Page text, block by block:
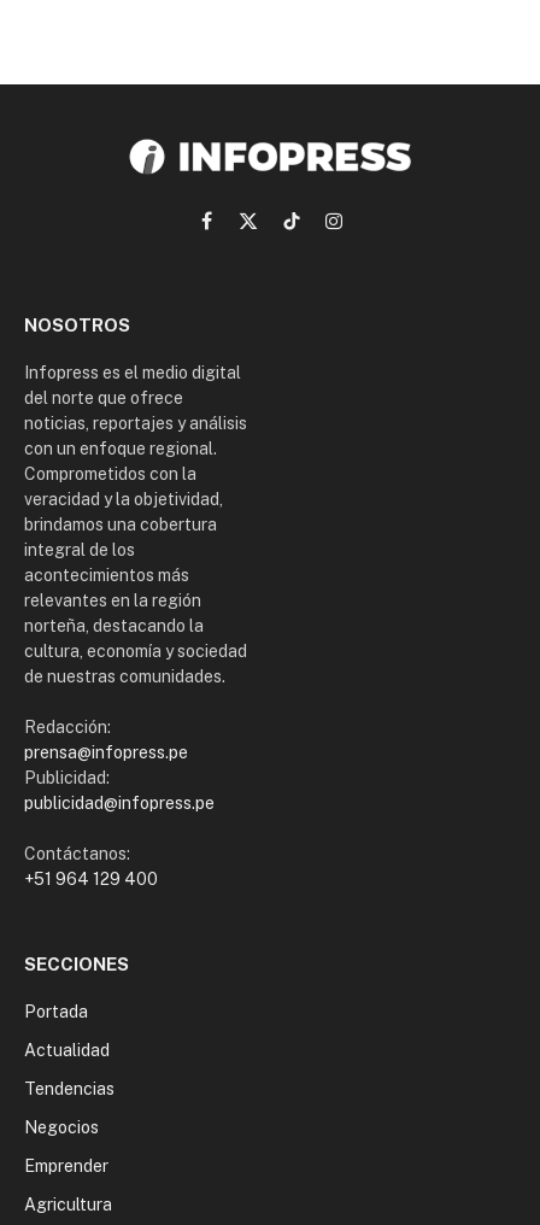
Facebook
X
TikTokInstagram
NOSOTROS
Infopress es el medio digital
del norte que ofrece
noticias, reportajes y análisis
con un enfoque regional.
Comprometidos con la
veracidad y la objetividad,
brindamos una cobertura
integral de los
acontecimientos más
relevantes en la región
norteña, destacando la
cultura, economía y sociedad
de nuestras comunidades.
Redacción:
prensa@infopress.pe
Publicidad:
publicidad@infopress.pe
Contáctanos:
+51 964 129 400
SECCIONES
Portada
Actualidad
Tendencias
Negocios
Emprender
Agricultura